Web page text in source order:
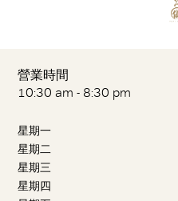
營業時間
10:30 am - 8:30 pm
星期一
星期二
星期三
星期四